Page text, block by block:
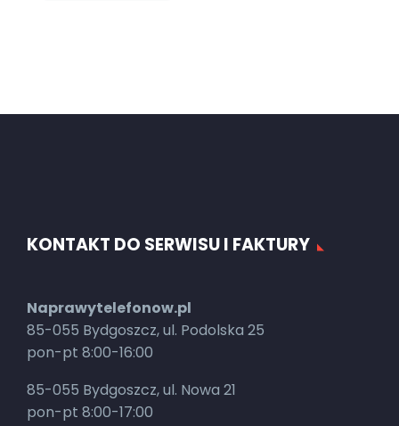
KONTAKT DO SERWISU I FAKTURY
Naprawytelefonow.pl
85-055 Bydgoszcz, ul. Podolska 25
pon-pt 8:00-16:00
85-055 Bydgoszcz, ul. Nowa 21
pon-pt 8:00-17:00